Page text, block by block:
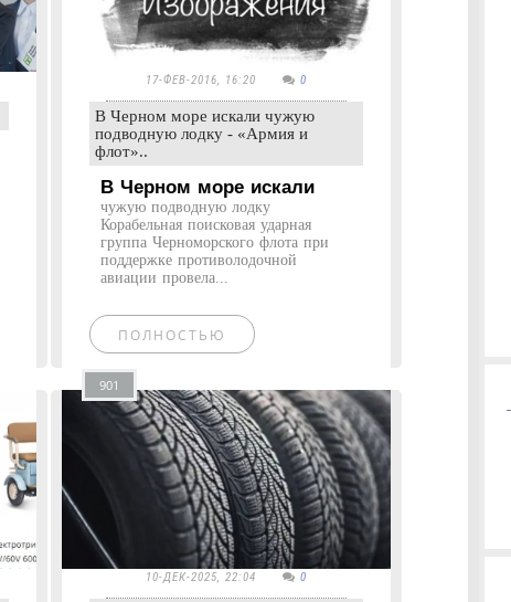
17-ФЕВ-2016, 16:20 0
В Черном море искали чужую
подводную лодку - «Армия и
флот»..
В Черном море искали
чужую подводную лодку
Корабельная поисковая ударная
группа Черноморского флота при
поддержке противолодочной
авиации провела...
ПОЛНОСТЬЮ
901
10-ДЕК-2025, 22:04 0